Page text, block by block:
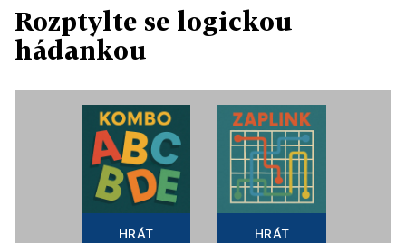
Rozptylte se logickou
hádankou
HRÁT HRÁT